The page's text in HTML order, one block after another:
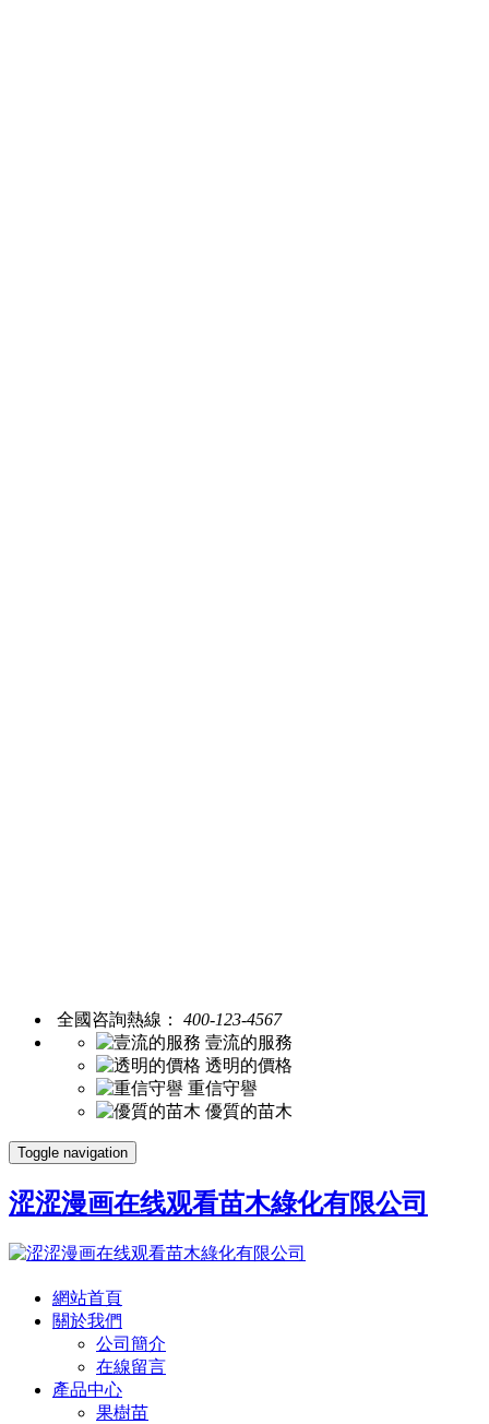
全國咨詢熱線： 400-123-4567
壹流的服務
透明的價格
重信守譽
優質的苗木
Toggle navigation
涩涩漫画在线观看苗木綠化有限公司
網站首頁
關於我們
公司簡介
在線留言
產品中心
果樹苗